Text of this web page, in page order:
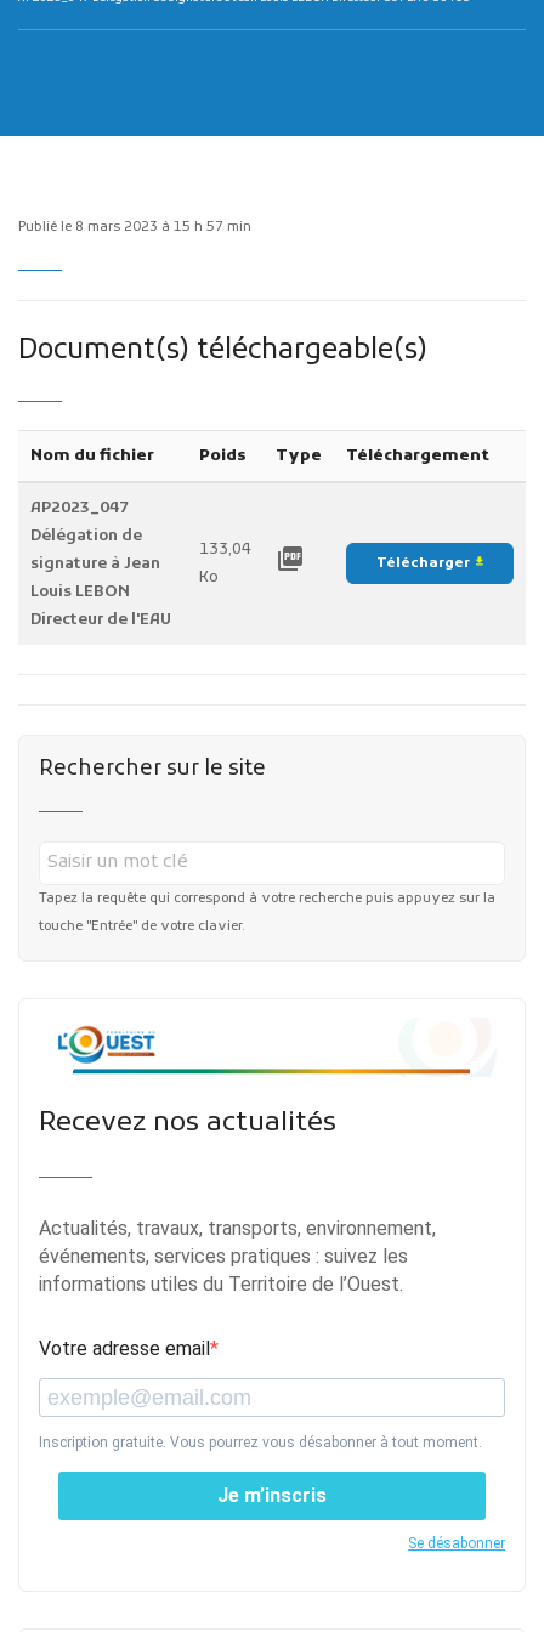
Publié le 8 mars 2023 à 15 h 57 min
Document(s) téléchargeable(s)
Nom du fichier Poids Type Téléchargement
AP2023_047
Délégation de
signature à Jean
Louis LEBON
Directeur de l'EAU
133,04
Ko
picture_as_pdf Télécharger file_download
Rechercher sur le site
Tapez la requête qui correspond à votre recherche puis appuyez sur la
touche "Entrée" de votre clavier.
Recevez nos actualités
Actualités, travaux, transports, environnement,
événements, services pratiques : suivez les
informations utiles du Territoire de l’Ouest.
Votre adresse email
Inscription gratuite. Vous pourrez vous désabonner à tout moment.
Je m’inscris
Se désabonner